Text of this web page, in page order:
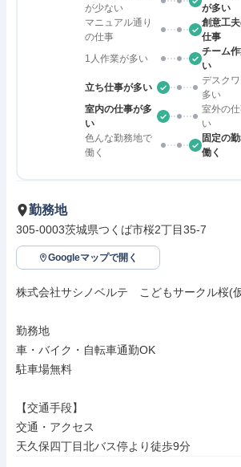
が少ない
が多い
マニュアル通り
の仕事
創意工
仕事
1人作業が多い
チーム
い
立ち仕事が多い
デスク
多い
室内の仕事が多
い
室外の
い
色んな勤務地で
働く
固定の
働く
勤務地
305-0003茨城県つくば市桜2丁目35-7
Googleマップで開く
株式会社サシノベルテ　こどもサークル桜(
勤務地
車・バイク・自転車通勤OK
駐車場無料
【交通手段】
交通・アクセス
天久保四丁目北バス停より徒歩9分